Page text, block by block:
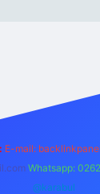
E-mail:
Whatsapp:
@karabul